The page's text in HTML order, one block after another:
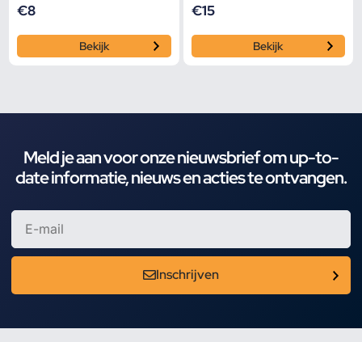
€8
Bekijk
€15
Bekijk
Meld je aan voor onze nieuwsbrief om up-to-
date informatie, nieuws en acties te ontvangen.
Inschrijven